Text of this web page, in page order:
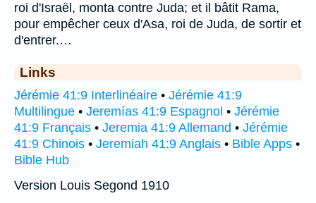
roi d'Israël, monta contre Juda; et il bâtit Rama,
pour empêcher ceux d'Asa, roi de Juda, de sortir et
d'entrer.…
Links
Jérémie 41:9 Interlinéaire • Jérémie 41:9
Multilingue • Jeremías 41:9 Espagnol • Jérémie
41:9 Français • Jeremia 41:9 Allemand • Jérémie
41:9 Chinois • Jeremiah 41:9 Anglais • Bible Apps •
Bible Hub
Version Louis Segond 1910